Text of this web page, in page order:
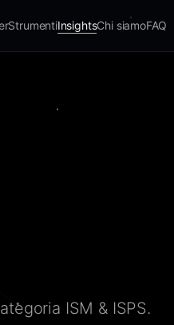
StrumentiInsightsChi siamoFAQ
ISM & ISPS.